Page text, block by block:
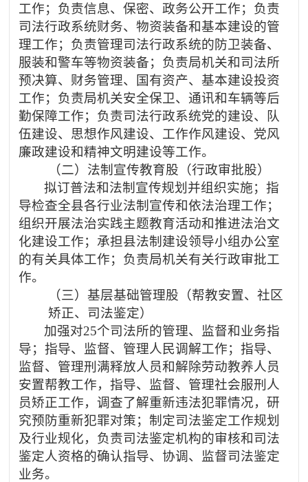
工作；负责信息、保密、政务公开工作；负责
司法行政系统财务、物资装备和基本建设的管
理工作；负责管理司法行政系统的防卫装备、
服装和警车等物资装备；负责局机关和司法所
预决算、财务管理、国有资产、基本建设投资
工作；负责局机关安全保卫、通讯和车辆等后
勤保障工作；负责司法行政系统党的建设、队
伍建设、思想作风建设、工作作风建设、党风
廉政建设和精神文明建设等工作。
（二）法制宣传教育股（行政审批股）
拟订普法和法制宣传规划并组织实施；指
导检查全县各行业法制宣传和依法治理工作；
组织开展法治实践主题教育活动和推进法治文
化建设工作；承担县法制建设领导小组办公室
的有关具体工作；负责局机关有关行政审批工
作。
（三）基层基础管理股（帮教安置、社区
矫正、司法鉴定）
加强对25个司法所的管理、监督和业务指
导；指导、监督、管理人民调解工作；指导、
监督、管理刑满释放人员和解除劳动教养人员
安置帮教工作，指导、监督、管理社会服刑人
员矫正工作，调查了解重新违法犯罪情况，研
究预防重新犯罪对策；制定司法鉴定工作规划
及行业规化，负责司法鉴定机构的审核和司法
鉴定人资格的确认指导、协调、监督司法鉴定
业务。